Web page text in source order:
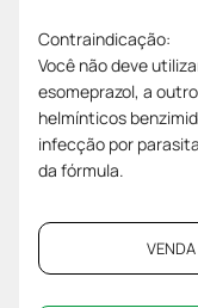
Contraindicação:
Você não deve
esomeprazol, a
helmínticos
infecção por
da fórmula.